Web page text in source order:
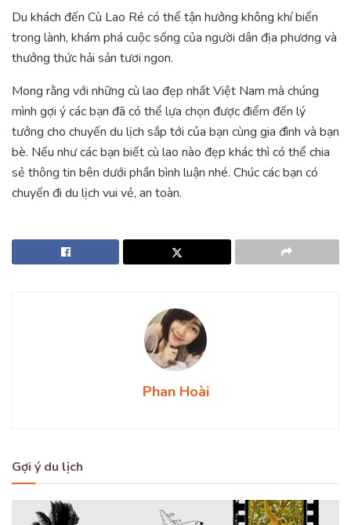
Du khách đến Cù Lao Ré có thể tận hưởng không khí biển
trong lành, khám phá cuộc sống của người dân địa phương và
thưởng thức hải sản tươi ngon.
Mong rằng với những cù lao đẹp nhất Việt Nam mà chúng
mình gợi ý các bạn đã có thể lựa chọn được điểm đến lý
tưởng cho chuyến du lịch sắp tới của bạn cùng gia đình và bạn
bè. Nếu như các bạn biết cù lao nào đẹp khác thì có thể chia
sẻ thông tin bên dưới phần bình luận nhé. Chúc các bạn có
chuyến đi du lịch vui vẻ, an toàn.
Phan Hoài
Gợi ý du lịch